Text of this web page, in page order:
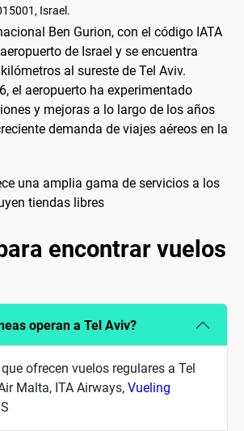
Israel.
Ben Gurion, con el código IATA
de Israel y se encuentra
al sureste de Tel Aviv.
el aeropuerto ha experimentado
y mejoras a lo largo de los años
demanda de viajes aéreos en la
una amplia gama de servicios a los
tiendas libres
encontrar vuelos
operan a Tel Aviv?
ofrecen vuelos regulares a Tel
Malta, ITA Airways, Vueling